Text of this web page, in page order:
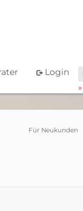
Login
»
Für Neukunden